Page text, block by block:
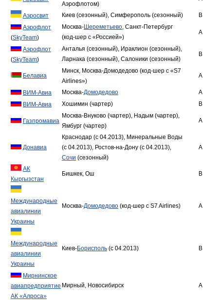
Аэрофлотом)
Аэросвит Киев (сезонный), Симферополь (сезонный)
B
Аэрофлот
(SkyTeam)
Москва-Шереметьево, Санкт-Петербург
(код-шер с «Россией»)
A
Аэрофлот
(SkyTeam)
Анталья (сезонный), Ираклион (сезонный),
Ларнака (сезонный), Салоники (сезонный)
B
Белавиа
Минск, Москва-Домодедово (код-шер с «S7
Airlines»)
A
ВИМ-Авиа Москва-Домодедово
A
ВИМ-Авиа
Хошимин (чартер) B
Газпромавиа
Москва-Внуково (чартер), Надым (чартер),
Ямбург (чартер)
A
Донавиа
Краснодар (с 04.2013), Минеральные Воды
(с 04.2013), Ростов-на-Дону (с 04.2013),
Сочи (сезонный)
A
АК
Кыргызстан
Бишкек, Ош B
Международные
авиалинии
Украины
Москва-Домодедово (код-шер с S7 Airlines) A
Международные
авиалинии
Украины
Киев-Борисполь (с 04.2013) B
Мирнинское
авиапредприятие
АК «Алроса»
Мирный, Новосибирск A